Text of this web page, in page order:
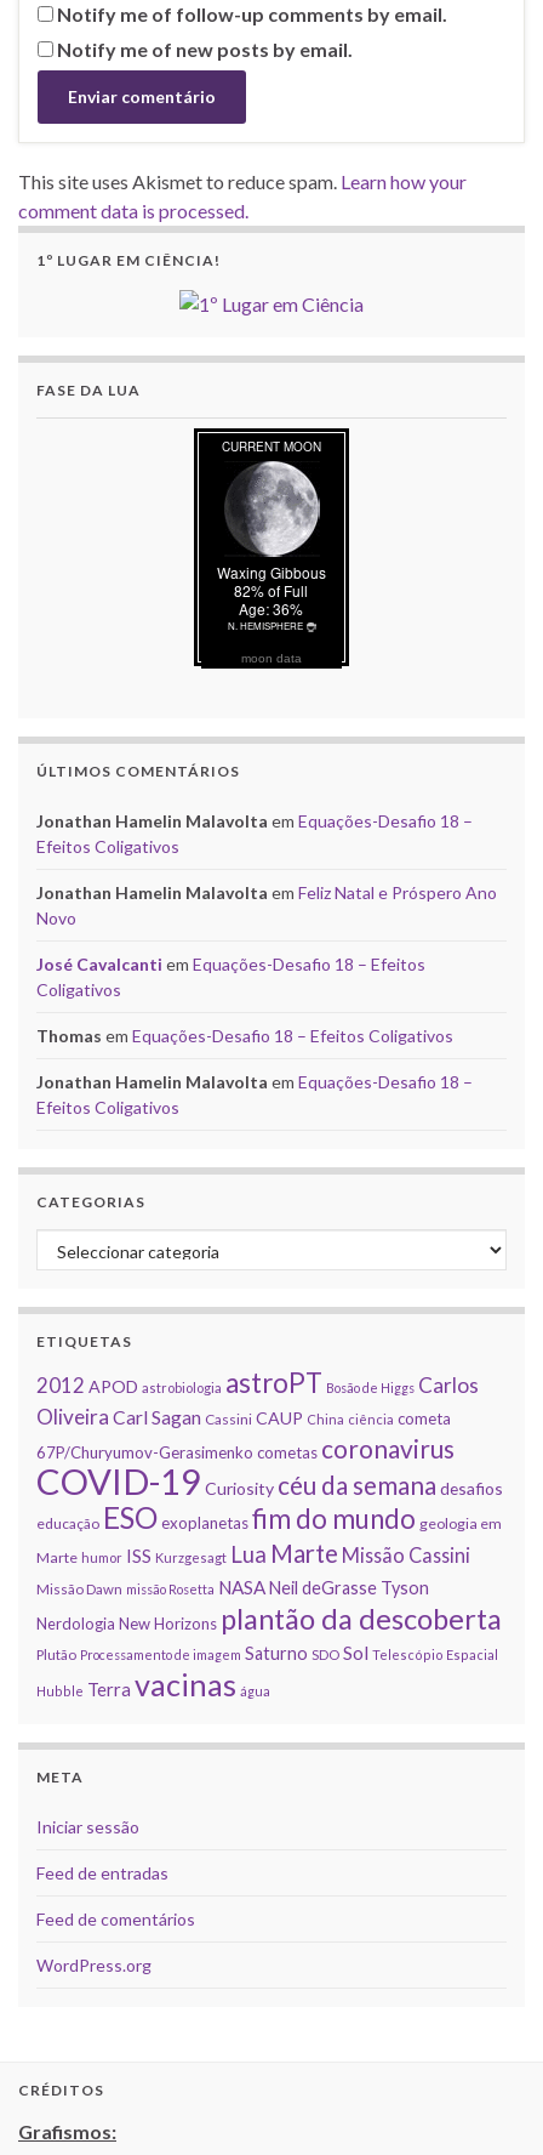
Notify me of follow-up comments by email.
Notify me of new posts by email.
This site uses Akismet to reduce spam. Learn how your
comment data is processed.
1º LUGAR EM CIÊNCIA!
FASE DA LUA
moon data
ÚLTIMOS COMENTÁRIOS
Jonathan Hamelin Malavolta em Equações-Desafio 18 –
Efeitos Coligativos
Jonathan Hamelin Malavolta em Feliz Natal e Próspero Ano
Novo
José Cavalcanti em Equações-Desafio 18 – Efeitos
Coligativos
Thomas em Equações-Desafio 18 – Efeitos Coligativos
Jonathan Hamelin Malavolta em Equações-Desafio 18 –
Efeitos Coligativos
CATEGORIAS
Categorias
ETIQUETAS
2012 APOD astrobiologia astroPT Bosão de Higgs Carlos
Oliveira Carl Sagan Cassini CAUP China ciência cometa
67P/Churyumov-Gerasimenko cometas coronavirus
COVID-19 Curiosity céu da semana desafios
educação ESOexoplanetasfim do mundo geologia em
Marte humor ISS Kurzgesagt Lua Marte Missão Cassini
Missão Dawn missão Rosetta NASANeil deGrasse Tyson
Nerdologia New Horizons plantão da descoberta
Plutão Processamento de imagem Saturno SDO Sol Telescópio Espacial
Hubble Terra vacinas água
META
Iniciar sessão
Feed de entradas
Feed de comentários
WordPress.org
CRÉDITOS
Grafismos: